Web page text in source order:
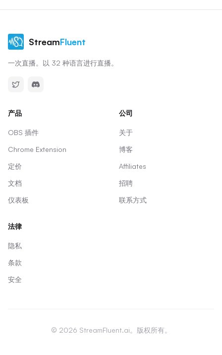
StreamFluent
一次直播。以 32 种语言进行直播。
产品
OBS 插件
Chrome Extension
定价
文档
仪表板
公司
关于
博客
Affiliates
招聘
联系方式
法律
隐私
条款
安全
© 2026 StreamFluent.ai。版权所有。